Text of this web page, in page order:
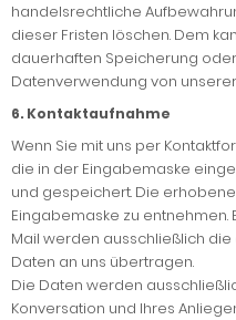
handelsrechtliche
dieser Fristen löschen. Dem
dauerhaften Speicherung
Datenverwendung von
6. Kontaktaufnahme
Wenn Sie mit uns per
die in der Eingabemaske
und gespeichert. Die
Eingabemaske zu entnehmen.
Mail werden ausschließlich
Daten an uns übertragen.
Die Daten werden
Konversation und Ihres